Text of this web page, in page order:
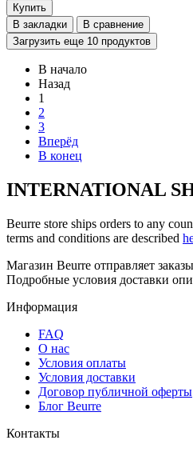
Купить
В закладки
В сравнение
Загрузить еще 10 продуктов
В начало
Назад
1
2
3
Вперёд
В конец
INTERNATIONAL
Beurre store ships orders to any
terms and conditions are described
Магазин Beurre отправляет
Подробные условия доставки
Информация
FAQ
O нас
Условия оплаты
Условия доставки
Договор публичной оферты
Блог Beurre
Контакты